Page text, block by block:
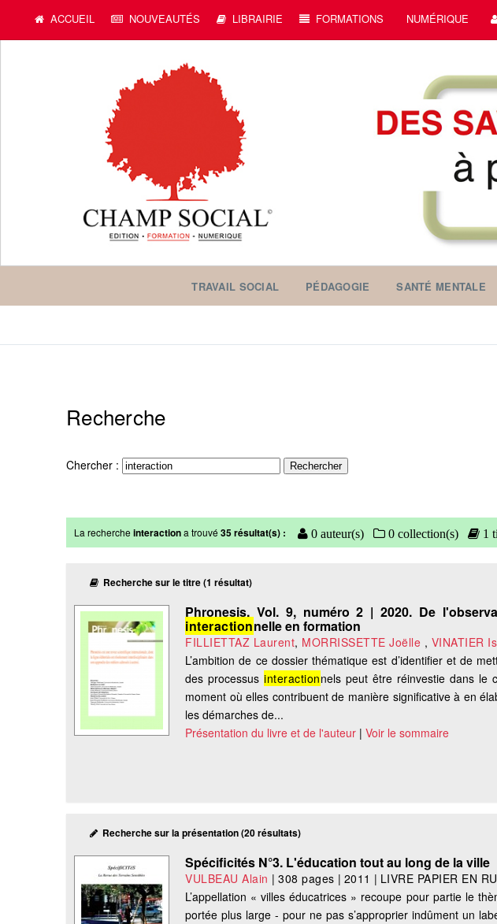
ACCUEIL NOUVEAUTÉS LIBRAIRIE FORMATIONS NUMÉRIQUE
TRAVAIL SOCIAL PÉDAGOGIE SANTÉ MENTALE
Recherche
Chercher :
La rechercheinteractiona trouvé35 résultat(s) : 0 auteur(s) 0 collection(s) 1
Recherche sur le titre (1 résultat)
Phronesis. Vol. 9, numéro 2 | 2020. De
interactionnelle en formation
FILLIETTAZ Laurent, MORRISSETTE Joëlle , VINATIER
L’ambition de ce dossier thématique est d’identifier et de
des processusinteractionnels peut être réinvestie dans le
moment où elles contribuent de manière significative à en
les démarches de...
Présentation du livre et de l'auteur |Voir le sommaire
Recherche sur la présentation (20 résultats)
Spécificités N°3. L'éducation tout au long de la ville
VULBEAU Alain |308 pages | 2011 | LIVRE PAPIER EN
L’appellation « villes éducatrices » recoupe pour partie le
portée plus large - pour ne pas s’approprier indûment un